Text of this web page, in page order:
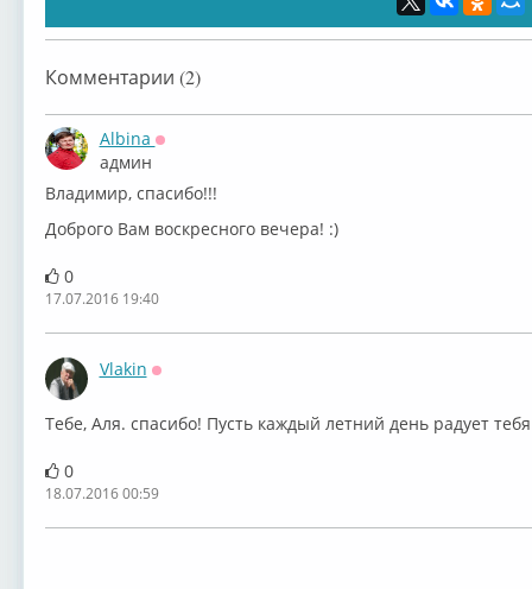
Комментарии (2)
Albina
Оффлайн
админ
Владимир, спасибо!!!
Доброго Вам воскресного вечера! :)
0
17.07.2016 19:40
Vlakin
Тебе, Аля. спасибо! Пусть каждый летний день радует
0
18.07.2016 00:59